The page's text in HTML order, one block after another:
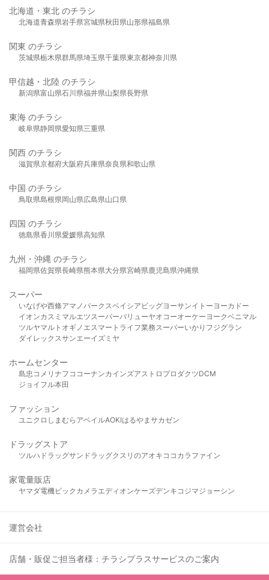
北海道・東北 のチラシ
北海道青森県岩手県宮城県秋田県山形県福島県
関東 のチラシ
茨城県栃木県群馬県埼玉県千葉県東京都神奈川県
甲信越・北陸 のチラシ
新潟県富山県石川県福井県山梨県長野県
東海 のチラシ
岐阜県静岡県愛知県三重県
関西 のチラシ
滋賀県京都府大阪府兵庫県奈良県和歌山県
中国 のチラシ
鳥取県島根県岡山県広島県山口県
四国 のチラシ
徳島県香川県愛媛県高知県
九州・沖縄 のチラシ
福岡県佐賀県長崎県熊本県大分県宮崎県鹿児島県沖縄県
スーパー
いなげや西條アマノパークスベイシア ビッグヨーサンイトーヨーカドー
イオンカスミ マルエツスーパーバリューヤオコーオーケー ヨークベニマル
ツルヤマルト オギノ エスマート ライフ業務スーパーいかり フジグラン
ダイレックスサンエーイズミヤ
ホームセンター
島忠 コメリ ナフコ コーナンカインズアストロプロダクツDCM
ジョイフル本田
ファッション
ユニクロ しまむら アベイルAOKIはるやま サカゼン
ドラッグストア
ツルハドラッグサンドラッグクスリのアオキ ココカラファイン
家電量販店
ヤマダ電機ビックカメラ エディオンケーズデンキ コジマジョーシン
運営会社
店舗・販促ご担当者様：チラシプラスサービスのご案内